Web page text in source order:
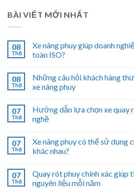
BÀI VIẾT MỚI NHẤT
08
Th8
Xe nâng phuy giúp doanh
toàn ISO?
08
Th8
Những câu hỏi khách hàng
xe nâng phuy
07
Th8
Hướng dẫn lựa chọn xe quay
nghề
07
Th8
Xe nâng phuy có thể sử dụng
khác nhau?
07
Th8
Quay rót phuy chính xác
nguyên liệu mỗi năm